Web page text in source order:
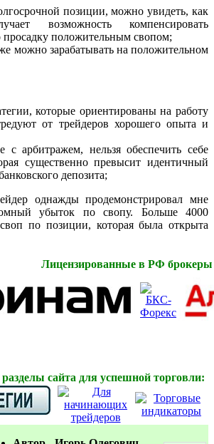
позиции, можно увидеть, как
возможность компенсировать
положительным свопом;
можно зарабатывать на положительном
которые ориентированы на работу
от трейдеров хорошего опыта и
с арбитражем, нельзя обеспечить себе
существенно превысит идентичный
депозита;
однажды продемонстрировал мне
убыток по свопу. Больше 4000
по позиции, которая была открыта
Лицензированные в РФ брокеры
сайта для успешной торговли: